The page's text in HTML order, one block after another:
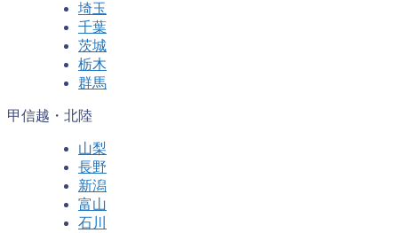
埼玉
千葉
茨城
栃木
群馬
甲信越・北陸
山梨
長野
新潟
富山
石川